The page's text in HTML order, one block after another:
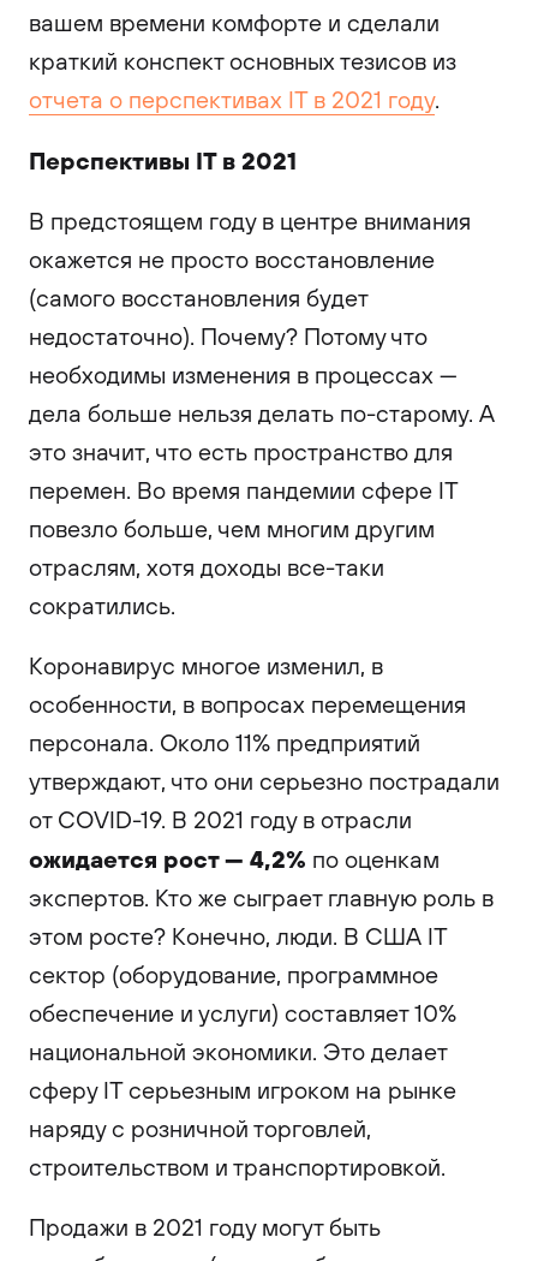
вашем времени комфорте и сделали
краткий конспект основных тезисов из
отчета о перспективах IT в 2021 году.
Перспективы IT в 2021
В предстоящем году в центре внимания
окажется не просто восстановление
(самого восстановления будет
недостаточно). Почему? Потому что
необходимы изменения в процессах —
дела больше нельзя делать по-старому. А
это значит, что есть пространство для
перемен. Во время пандемии сфере IT
повезло больше, чем многим другим
отраслям, хотя доходы все-таки
сократились.
Коронавирус многое изменил, в
особенности, в вопросах перемещения
персонала. Около 11% предприятий
утверждают, что они серьезно пострадали
от COVID-19. В 2021 году в отрасли
ожидается рост — 4,2% по оценкам
экспертов. Кто же сыграет главную роль в
этом росте? Конечно, люди. В США IT
сектор (оборудование, программное
обеспечение и услуги) составляет 10%
национальной экономики. Это делает
сферу IT серьезным игроком на рынке
наряду с розничной торговлей,
строительством и транспортировкой.
Продажи в 2021 году могут быть